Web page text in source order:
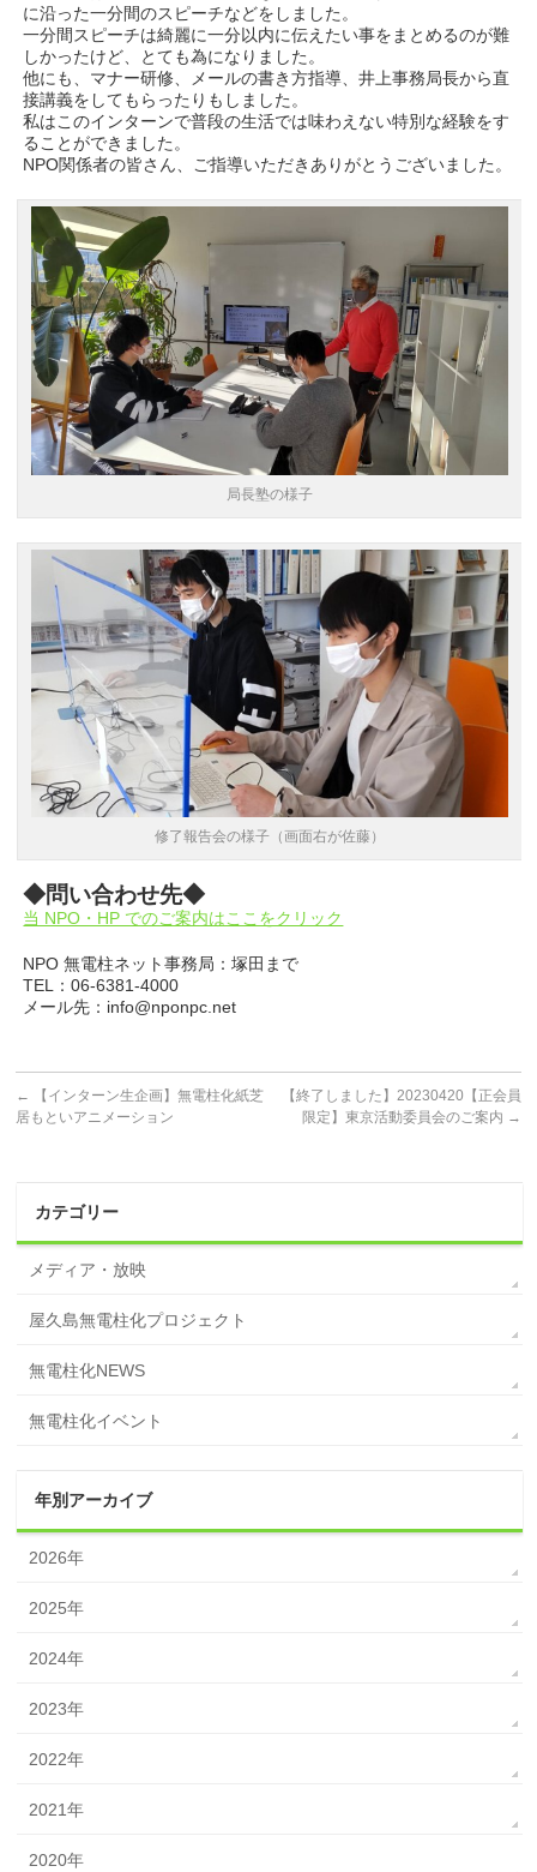
に沿った一分間のスピーチなどをしました。
一分間スピーチは綺麗に一分以内に伝えたい事をまとめるのが難
しかったけど、とても為になりました。
他にも、マナー研修、メールの書き方指導、井上事務局長から直
接講義をしてもらったりもしました。
私はこのインターンで普段の生活では味わえない特別な経験をす
ることができました。
NPO関係者の皆さん、ご指導いただきありがとうございました。
局長塾の様子
修了報告会の様子（画面右が佐藤）
◆問い合わせ先◆
当 NPO・HP でのご案内はここをクリック
NPO 無電柱ネット事務局：塚田まで
TEL：06-6381-4000
メール先：info@nponpc.net
←
【インターン生企画】無電柱化紙芝
居もといアニメーション
【終了しました】20230420【正会員
限定】東京活動委員会のご案内 →
カテゴリー
メディア・放映
屋久島無電柱化プロジェクト
無電柱化NEWS
無電柱化イベント
年別アーカイブ
2026年
2025年
2024年
2023年
2022年
2021年
2020年